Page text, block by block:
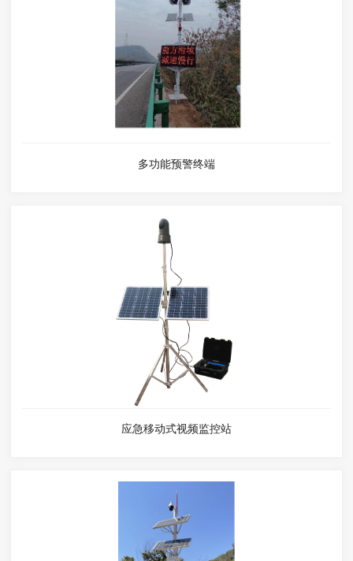
多功能预警终端
应急移动式视频监控站